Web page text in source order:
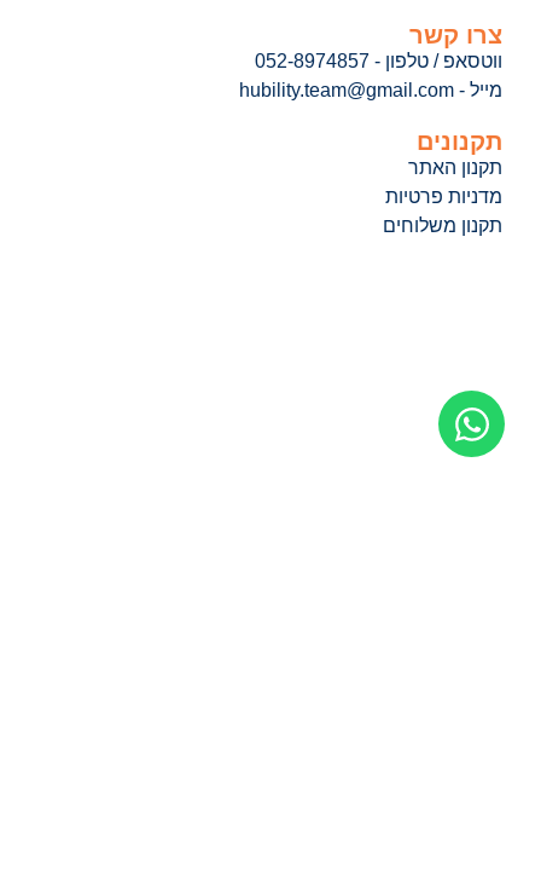
צרו קשר
ווטסאפ / טלפון - 052-8974857
מייל - hubility.team@gmail.com
תקנונים
תקנון האתר
מדניות פרטיות
תקנון משלוחים